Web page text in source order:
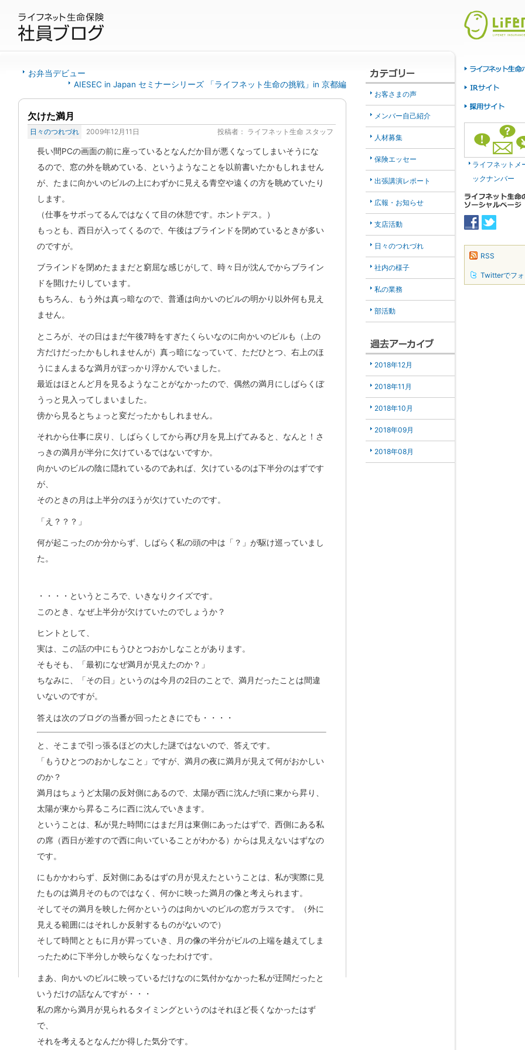
お弁当デビュー
AIESEC in Japan セミナーシリーズ 「ライフネット生命の挑戦」in 京都編
欠けた満月
日々のつれづれ 2009年12月11日 投稿者： ライフネット生命 スタッフ
長い間PCの画面の前に座っているとなんだか目が悪くなってしまいそうにな
るので、窓の外を眺めている、というようなことを以前書いたかもしれません
が、たまに向かいのビルの上にわずかに見える青空や遠くの方を眺めていたり
します。
（仕事をサボってるんではなくて目の休憩です。ホントデス。）
もっとも、西日が入ってくるので、午後はブラインドを閉めているときが多い
のですが。
ブラインドを閉めたままだと窮屈な感じがして、時々日が沈んでからブライン
ドを開けたりしています。
もちろん、もう外は真っ暗なので、普通は向かいのビルの明かり以外何も見え
ません。
ところが、その日はまだ午後7時をすぎたくらいなのに向かいのビルも（上の
方だけだったかもしれませんが）真っ暗になっていて、ただひとつ、右上のほ
うにまんまるな満月がぽっかり浮かんでいました。
最近はほとんど月を見るようなことがなかったので、偶然の満月にしばらくぼ
うっと見入ってしまいました。
傍から見るとちょっと変だったかもしれません。
それから仕事に戻り、しばらくしてから再び月を見上げてみると、なんと！さ
っきの満月が半分に欠けているではないですか。
向かいのビルの陰に隠れているのであれば、欠けているのは下半分のはずです
が、
そのときの月は上半分のほうが欠けていたのです。
「え？？？」
何が起こったのか分からず、しばらく私の頭の中は「？」が駆け巡っていまし
た。
・・・・というところで、いきなりクイズです。
このとき、なぜ上半分が欠けていたのでしょうか？
ヒントとして、
実は、この話の中にもうひとつおかしなことがあります。
そもそも、「最初になぜ満月が見えたのか？」
ちなみに、「その日」というのは今月の2日のことで、満月だったことは間違
いないのですが。
答えは次のブログの当番が回ったときにでも・・・・
と、そこまで引っ張るほどの大した謎ではないので、答えです。
「もうひとつのおかしなこと」ですが、満月の夜に満月が見えて何がおかしい
のか？
満月はちょうど太陽の反対側にあるので、太陽が西に沈んだ頃に東から昇り、
太陽が東から昇るころに西に沈んでいきます。
ということは、私が見た時間にはまだ月は東側にあったはずで、西側にある私
の席（西日が差すので西に向いていることがわかる）からは見えないはずなの
です。
にもかかわらず、反対側にあるはずの月が見えたということは、私が実際に見
たものは満月そのものではなく、何かに映った満月の像と考えられます。
そしてその満月を映した何かというのは向かいのビルの窓ガラスです。（外に
見える範囲にはそれしか反射するものがないので）
そして時間とともに月が昇っていき、月の像の半分がビルの上端を越えてしま
ったために下半分しか映らなくなったわけです。
まあ、向かいのビルに映っているだけなのに気付かなかった私が迂闊だったと
いうだけの話なんですが・・・
私の席から満月が見られるタイミングというのはそれほど長くなかったはず
で、
それを考えるとなんだか得した気分です。
お客さまの声
メンバー自己紹介
人材募集
保険エッセー
出張講演レポート
広報・お知らせ
支店活動
日々のつれづれ
社内の様子
私の業務
部活動
2018年12月
2018年11月
2018年10月
2018年09月
2018年08月
ライフネットメ
ックナンバー
RSS
Twitterでフ